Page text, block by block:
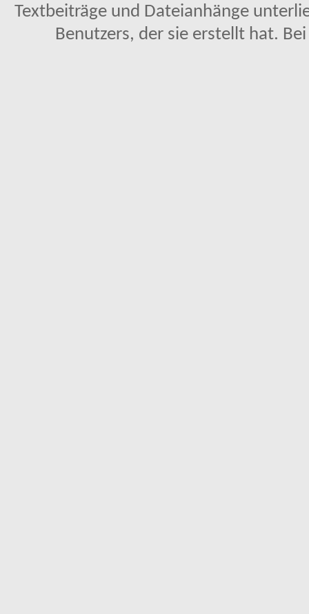
Textbeiträge und Dateianhänge
Benutzers, der sie erstellt hat.